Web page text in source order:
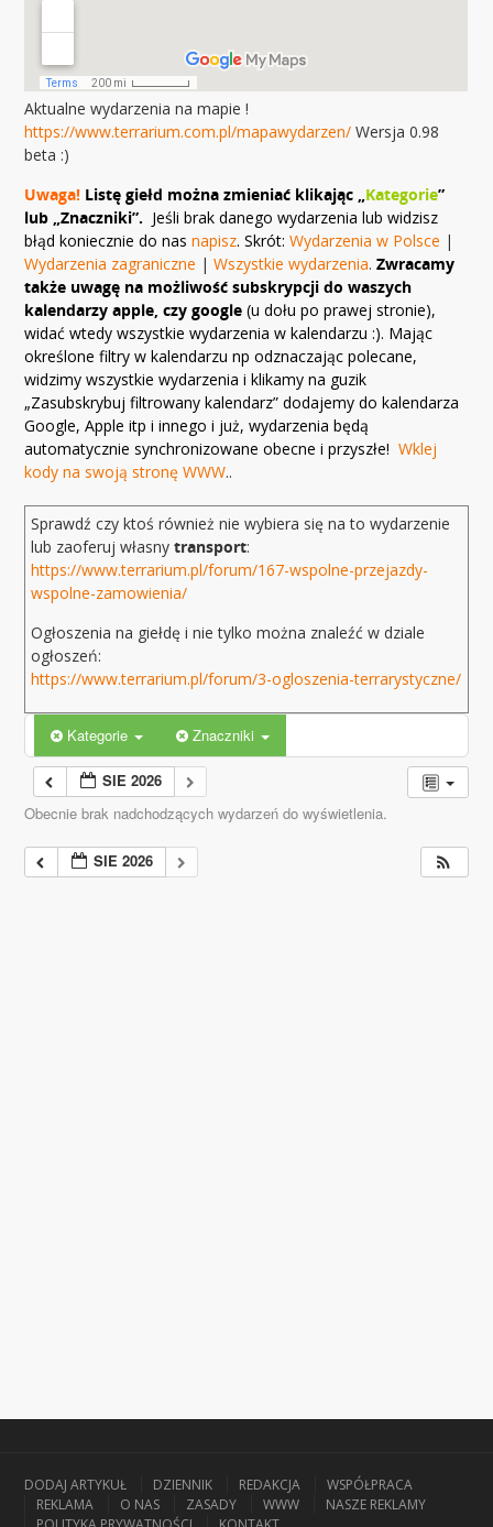
Aktualne wydarzenia na mapie !
https://www.terrarium.com.pl/mapawydarzen/ Wersja 0.98
beta :)
Uwaga! Listę giełd można zmieniać klikając „Kategorie”
lub „Znaczniki”. Jeśli brak danego wydarzenia lub widzisz
błąd koniecznie do nasnapisz. Skrót:Wydarzenia w Polsce |
Wydarzenia zagraniczne |Wszystkie wydarzenia.Zwracamy
także uwagę na możliwość subskrypcji do waszych
kalendarzy apple, czy google (u dołu po prawej stronie),
widać wtedy wszystkie wydarzenia w kalendarzu :). Mając
określone filtry w kalendarzu np odznaczając polecane,
widzimy wszystkie wydarzenia i klikamy na guzik
„Zasubskrybuj filtrowany kalendarz” dodajemy do kalendarza
Google, Apple itp i innego i już, wydarzenia będą
automatycznie synchronizowane obecne i przyszłe!Wklej
kody na swoją stronę WWW..
Sprawdź czy ktoś również nie wybiera się na to wydarzenie
lub zaoferuj własny transport:
https://www.terrarium.pl/forum/167-wspolne-przejazdy-
wspolne-zamowienia/
Ogłoszenia na giełdę i nie tylko można znaleźć w dziale
ogłoszeń:
https://www.terrarium.pl/forum/3-ogloszenia-terrarystyczne/
Kategorie Znaczniki
SIE 2026
Obecnie brak nadchodzących wydarzeń do wyświetlenia.
SIE 2026
DODAJ ARTYKUŁ DZIENNIK REDAKCJA
WSPÓŁPRACA
REKLAMA
O NAS ZASADY WWW
NASZE REKLAMY